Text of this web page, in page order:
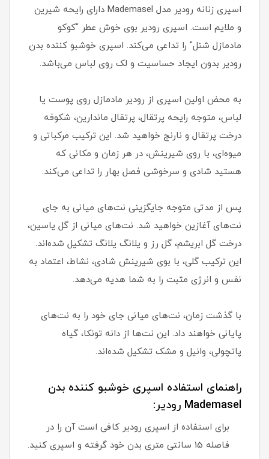
اسپری زنانه رودیر مدل Mademasel دارای رایحه شیرین
و ملایم است. اسپری رودیر بوی خوش عطر "کوکو
مادمازل شنل" را تداعی می‌کند. اسپری خوشبو کننده بدن
رودیر بدون ایجاد حساسیت و لک روی لباس می‌باشد.
به محض اولین اسپری از رودیر مادمازل روی پوست یا
لباس، متوجه رایحه پرتقال، پرتقال ماندارین، شکوفه
درخت پرتقال و نارنج خواهید شد. این ترکیب مرکباتی و
میوه‌ای، با روی شیرینش، در هر زمان و مکانی که
هستید شادی و سرخوشی فصل بهار را تداعی می‌کند.
پس از مدتی متوجه جایگزینی نت‌های میانی به جای
نت‌های آغازین خواهید شد. نت‌های میانی از گل یاسین،
درخت گل ابریشم، گل رز و یلانگ یلانگ تشکیل شده‌اند.
این ترکیب گلی، با بوی شیرینش شادی، نشاط، اعتماد به
نفس و انرژی مثبت را به شما هدیه می‌دهد.
با گذشت زمان، نت‌های میانی جای خود را به نت‌های
پایانی خواهند داد. این نت‌ها از دانه تونکا، گیاه
پاتچولی، وانیل و مشک تشکیل شده‌اند.
راهنمای استفاده اسپری خوشبو کننده بدن
Mademasel رودیر:
برای استفاده از اسپری رودیر کافی است آن را در
فاصله 15 سانتی متری بدن خود گرفته و اسپری کنید.